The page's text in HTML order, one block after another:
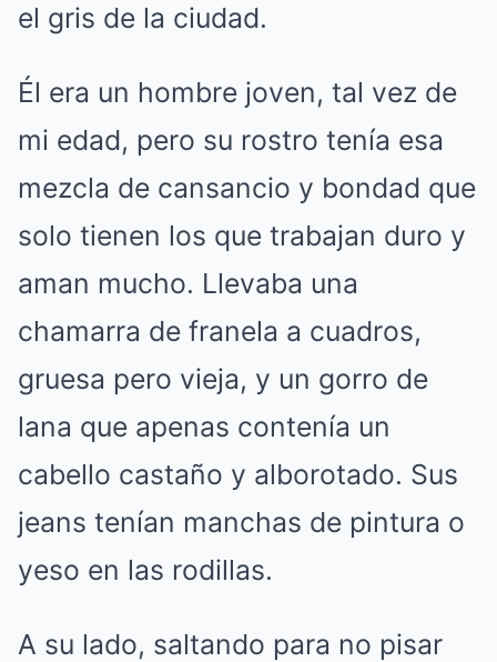
el gris de la ciudad.
Él era un hombre joven, tal vez de
mi edad, pero su rostro tenía esa
mezcla de cansancio y bondad que
solo tienen los que trabajan duro y
aman mucho. Llevaba una
chamarra de franela a cuadros,
gruesa pero vieja, y un gorro de
lana que apenas contenía un
cabello castaño y alborotado. Sus
jeans tenían manchas de pintura o
yeso en las rodillas.
A su lado, saltando para no pisar